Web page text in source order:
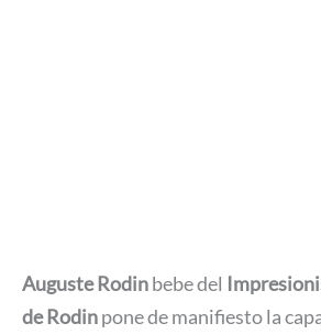
Auguste Rodinbebe del
de Rodinpone de manifiesto la